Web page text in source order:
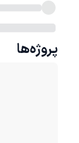
پروژه‌ها